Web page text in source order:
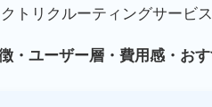
トリクルーティングサービ
・ユーザー層・費用感・お